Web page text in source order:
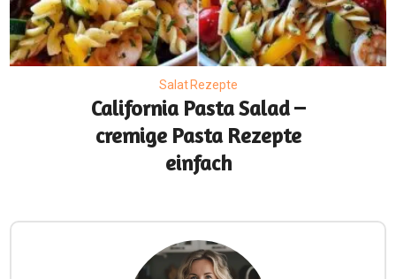
Salat Rezepte
California Pasta Salad –
cremige Pasta Rezepte
einfach